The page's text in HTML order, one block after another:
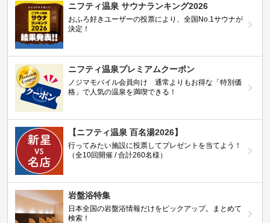
ニフティ温泉 サウナランキング2026
おふろ好きユーザーの投票により、全国No.1サウナが
決定！
ニフティ温泉プレミアムクーポン
ノジマモバイル会員向け 通常よりもお得な「特別価
格」で人気の温泉を満喫できる！
【ニフティ温泉 百名湯2026】
行ってみたい施設に投票してプレゼントを当てよう！
（全10回開催 / 合計260名様）
岩盤浴特集
日本全国の岩盤浴情報だけをピックアップ。まとめて
検索！